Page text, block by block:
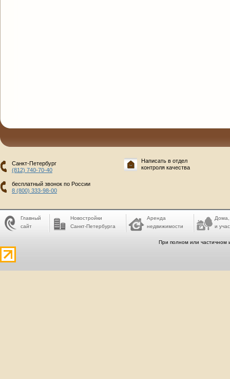
Санкт-Петербург
(812) 740-70-40
бесплатный звонок по России
8 (800) 333-98-00
Написать в отдел
контроля качества
Главный
сайт
Новостройки
Санкт-Петербурга
Аренда
недвижимости
Дома,
и
При полном или частичном